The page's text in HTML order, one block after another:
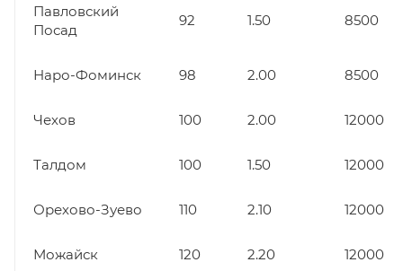
Павловский
Посад
92 1.50 8500
Наро-Фоминск 98 2.00 8500
Чехов 100 2.00 12000
Талдом 100 1.50 12000
Орехово-Зуево 110 2.10 12000
Можайск 120 2.20 12000